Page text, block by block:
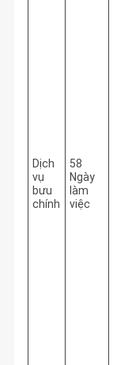
Dịch
vụ
bưu
chính
58
Ngày
làm
việc